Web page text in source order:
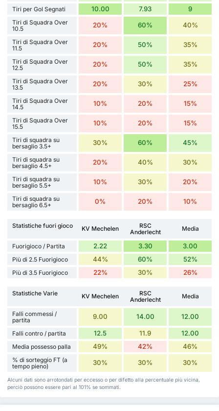
Tiri per Gol Segnati 10.00 7.93 9
Tiri di Squadra Over
10.5
20% 60% 40%
Tiri di Squadra Over
11.5
20% 50% 35%
Tiri di Squadra Over
12.5
20% 50% 35%
Tiri di Squadra Over
13.5
20% 30% 25%
Tiri di Squadra Over
14.5
10% 20% 15%
Tiri di Squadra Over
15.5
10% 20% 15%
Tiri di squadra su
bersaglio 3.5+
30% 60% 45%
Tiri di squadra su
bersaglio 4.5+
20% 40% 30%
Tiri di squadra su
bersaglio 5.5+
10% 30% 20%
Tiri di squadra su
bersaglio 6.5+
0% 20% 10%
Statistiche fuori gioco KV Mechelen
RSC
Anderlecht
Media
Fuorigioco / Partita 2.22 3.30 3.00
Più di 2.5 Fuorigioco 44% 60% 52%
Più di 3.5 Fuorigioco 22% 30% 26%
Statistiche Varie KV Mechelen
RSC
Anderlecht
Media
Falli commessi /
partita
9.00 14.00 12.00
Falli contro / partita 12.5 11.9 12.00
Media possesso palla 49% 42% 46%
% di sorteggio FT (a
tempo pieno)
30% 30% 30%
Alcuni dati sono arrotondati per eccesso o per difetto alla percentuale più vicina,
perciò possono essere pari al 101% se sommati.